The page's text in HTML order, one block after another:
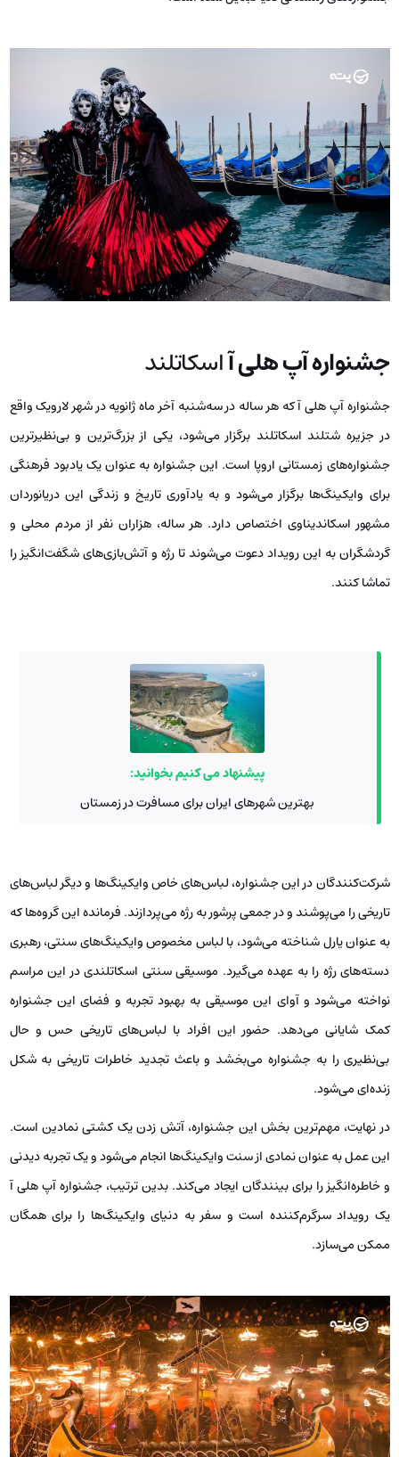
جشنواره آپ هلی آاسکاتلند
جشنواره آپ هلی آ که هر ساله در سه‌شنبه‌ آخر ماه ژانویه در شهر لارویک واقع
در جزیره شتلند اسکاتلند برگزار می‌شود، یکی از بزرگ‌ترین و بی‌نظیرترین
جشنواره‌های زمستانی اروپا است. این جشنواره به عنوان یک یادبود فرهنگی
برای وایکینگ‌ها برگزار می‌شود و به یادآوری تاریخ و زندگی این دریانوردان
مشهور اسکاندیناوی اختصاص دارد. هر ساله، هزاران نفر از مردم محلی و
گردشگران به این رویداد دعوت می‌شوند تا رژه و آتش‌بازی‌های شگفت‌انگیز را
تماشا کنند.
پیشنهاد می کنیم بخوانید:
بهترین شهرهای ایران برای مسافرت در زمستان
شرکت‌کنندگان در این جشنواره، لباس‌های خاص وایکینگ‌ها و دیگر لباس‌های
تاریخی را می‌پوشند و در جمعی پرشور به رژه می‌پردازند. فرمانده این گروه‌ها که
به عنوان یارل شناخته می‌شود، با لباس مخصوص وایکینگ‌های سنتی، رهبری
دسته‌های رژه را به عهده می‌گیرد. موسیقی سنتی اسکاتلندی در این مراسم
نواخته می‌شود و آوای این موسیقی به بهبود تجربه و فضای این جشنواره
کمک شایانی می‌دهد. حضور این افراد با لباس‌های تاریخی حس و حال
بی‌نظیری را به جشنواره می‌بخشد و باعث تجدید خاطرات تاریخی به شکل
زنده‌ای می‌شود.
در نهایت، مهم‌ترین بخش این جشنواره، آتش زدن یک کشتی نمادین است.
این عمل به عنوان نمادی از سنت وایکینگ‌ها انجام می‌شود و یک تجربه دیدنی
و خاطره‌انگیز را برای بینندگان ایجاد می‌کند. بدین ترتیب، جشنواره آپ هلی آ
یک رویداد سرگرم‌کننده است و سفر به دنیای وایکینگ‌ها را برای همگان
ممکن می‌سازد.